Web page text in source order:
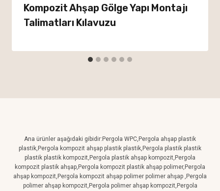
Kompozit Ahşap Gölge Yapı Montajı
Talimatları Kılavuzu
Ana ürünler aşağıdaki gibidir:Pergola WPC,Pergola ahşap plastik
plastik,Pergola kompozit ahşap plastik plastik,Pergola plastik plastik
plastik plastik kompozit,Pergola plastik ahşap kompozit,Pergola
kompozit plastik ahşap,Pergola kompozit plastik ahşap polimer,Pergola
ahşap kompozit,Pergola kompozit ahşap polimer polimer ahşap ,Pergola
polimer ahşap kompozit,Pergola polimer ahşap kompozit,Pergola